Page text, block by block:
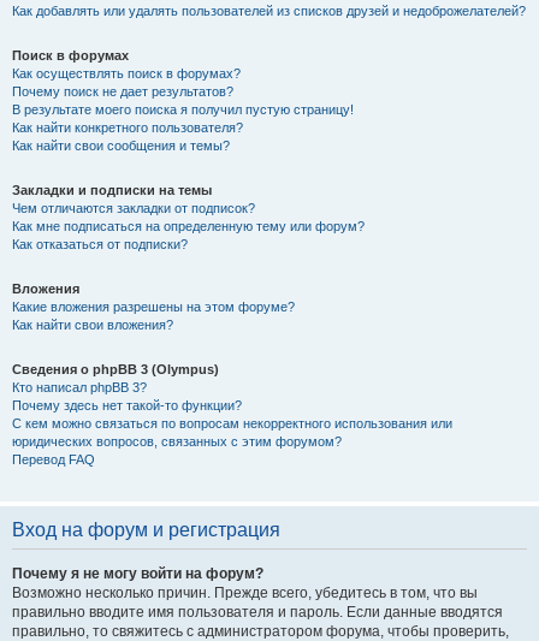
Как добавлять или удалять пользователей из списков друзей и недоброжелателей?
Поиск в форумах
Как осуществлять поиск в форумах?
Почему поиск не дает результатов?
В результате моего поиска я получил пустую страницу!
Как найти конкретного пользователя?
Как найти свои сообщения и темы?
Закладки и подписки на темы
Чем отличаются закладки от подписок?
Как мне подписаться на определенную тему или форум?
Как отказаться от подписки?
Вложения
Какие вложения разрешены на этом форуме?
Как найти свои вложения?
Сведения о phpBB 3 (Olympus)
Кто написал phpBB 3?
Почему здесь нет такой-то функции?
С кем можно связаться по вопросам некорректного использования или
юридических вопросов, связанных с этим форумом?
Перевод FAQ
Вход на форум и регистрация
Почему я не могу войти на форум?
Возможно несколько причин. Прежде всего, убедитесь в том, что вы
правильно вводите имя пользователя и пароль. Если данные вводятся
правильно, то свяжитесь с администратором форума, чтобы проверить,